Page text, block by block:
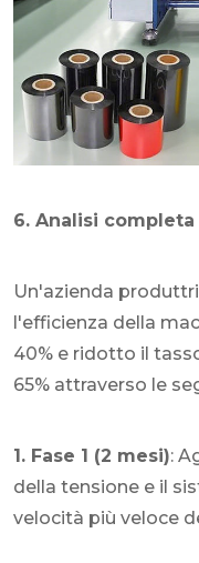
6. Analisi
Un'azienda
l'efficienza della
40% e ridotto il
65% attraverso le
1. Fase 1 (2 mesi):
della tensione e il
velocità più veloce